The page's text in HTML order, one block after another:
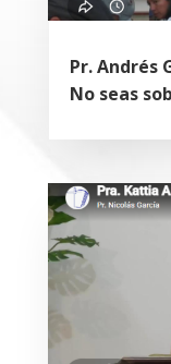
Pr. Andrés
No seas